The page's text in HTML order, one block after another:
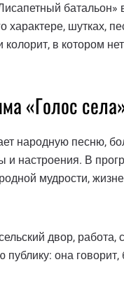
характере, шутках,
в котором
«Голос
народную песню,
и настроения. В
мудрости,
двор,
публику: она